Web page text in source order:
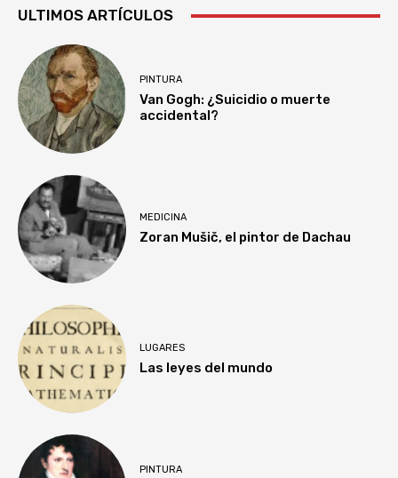
ULTIMOS ARTÍCULOS
PINTURA
Van Gogh: ¿Suicidio o muerte
accidental?
MEDICINA
Zoran Mušič, el pintor de Dachau
LUGARES
Las leyes del mundo
PINTURA